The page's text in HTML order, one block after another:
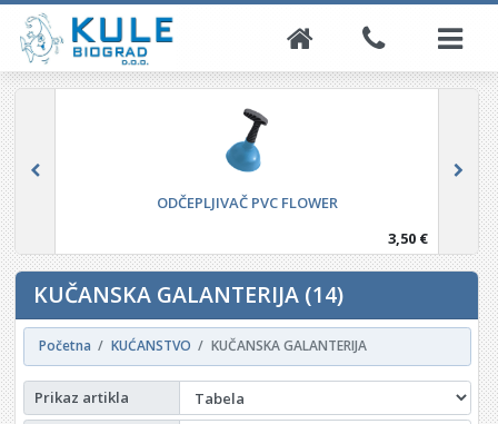
ODČEPLJIVAČ PVC FLOWER
3,50 €
KUČANSKA GALANTERIJA (14)
Početna KUĆANSTVO KUČANSKA GALANTERIJA
Prikaz artikla